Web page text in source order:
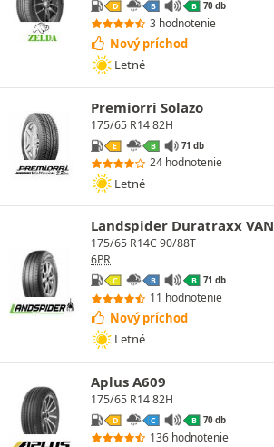
D B B 70 db
3 hodnotenie
Nový príchod
Letné
Premiorri Solazo
175/65 R14 82H
E B 71 db
24 hodnotenie
Letné
Landspider Duratraxx VAN
175/65 R14C 90/88T
6PR
C B B 71 db
11 hodnotenie
Nový príchod
Letné
Aplus A609
175/65 R14 82H
D C B 70 db
136 hodnotenie